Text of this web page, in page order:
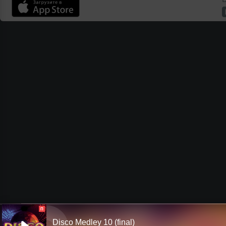
П
Disco Medley 10 (final)